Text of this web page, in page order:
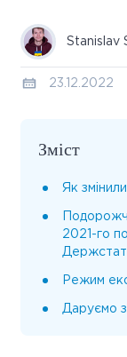
Stanislav
23.12.2022
Зміст
Як
2021-го
Режим
Даруємо